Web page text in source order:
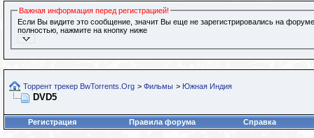
Важная информация перед регистрацией!
Если Вы видите это сообщение, значит Вы еще не зарегистрировались на
полностью, нажмите на кнопку ниже
Торрент трекер BwTorrents.Org > Фильмы > Южная Индия
DVD5
Регистрация Правила форума Справка